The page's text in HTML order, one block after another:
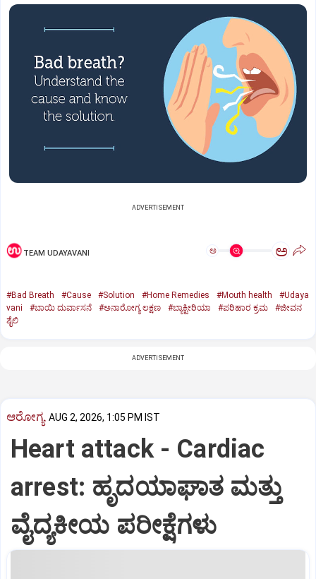
ADVERTISEMENT
TEAM UDAYAVANI ಅ ಅ
#Bad Breath #Cause #Solution #Home Remedies #Mouth health
#Udaya
vani
#ಬಾಯಿ ದುರ್ವಾಸನೆ #ಅನಾರೋಗ್ಯ ಲಕ್ಷಣ #ಬ್ಯಾಕ್ಟೀರಿಯಾ #ಪರಿಹಾರ ಕ್ರಮ
#ಜೀವನ
ಶೈಲಿ
ADVERTISEMENT
ಆರೋಗ್ಯ AUG 2, 2026, 1:05 PM IST
Heart attack - Cardiac
arrest: ಹೃದಯಾಘಾತ ಮತ್ತು
ವೈದ್ಯಕೀಯ ಪರೀಕ್ಷೆಗಳು